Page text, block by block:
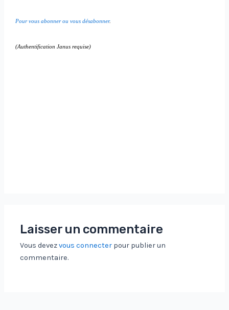
Pour vous abonner ou vous désabonner.
(Authentification Janus requise)
Laisser un commentaire
Vous devezvous connecter pour publier un
commentaire.